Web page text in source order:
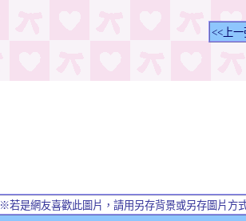
<<上一
※若是網友喜歡此圖片，請用另存背景或另存圖片方